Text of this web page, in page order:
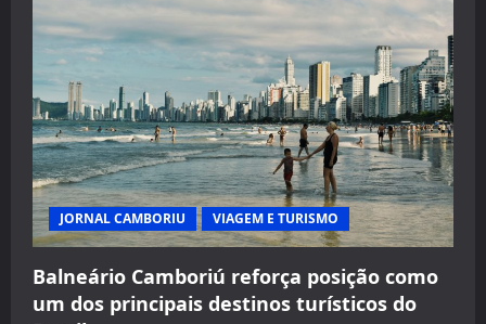
JORNAL CAMBORIU VIAGEM E TURISMO
Balneário Camboriú reforça posição como
um dos principais destinos turísticos do